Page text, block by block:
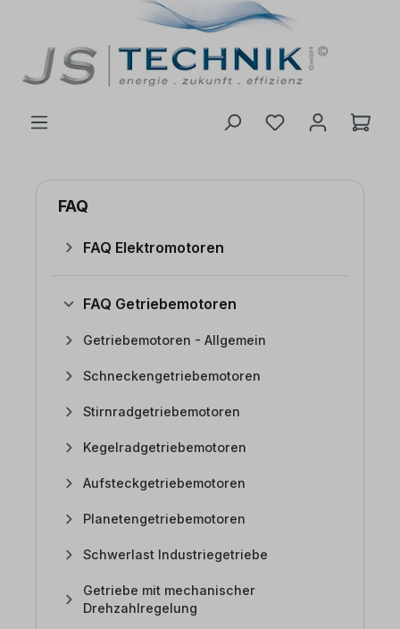
FAQ
FAQ Elektromotoren
FAQ Getriebemotoren
Getriebemotoren - Allgemein
Schneckengetriebemotoren
Stirnradgetriebemotoren
Kegelradgetriebemotoren
Aufsteckgetriebemotoren
Planetengetriebemotoren
Schwerlast Industriegetriebe
Getriebe mit mechanischer
Drehzahlregelung